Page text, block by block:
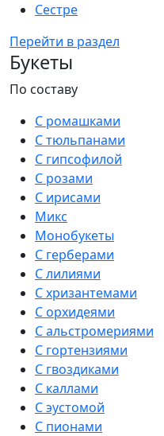
Сестре
Перейти в раздел
Букеты
По составу
С ромашками
С тюльпанами
С гипсофилой
С розами
С ирисами
Микс
Монобукеты
С герберами
С лилиями
С хризантемами
С орхидеями
С альстромериями
С гортензиями
С гвоздиками
С каллами
С эустомой
С пионами